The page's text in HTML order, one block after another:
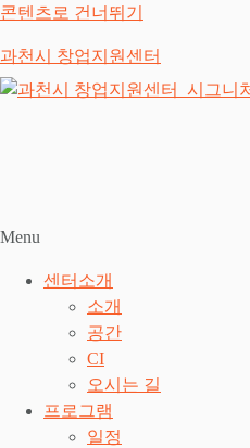
콘텐츠로 건너뛰기
과천시 창업지원센터
Menu
센터소개
소개
공간
CI
오시는 길
프로그램
일정